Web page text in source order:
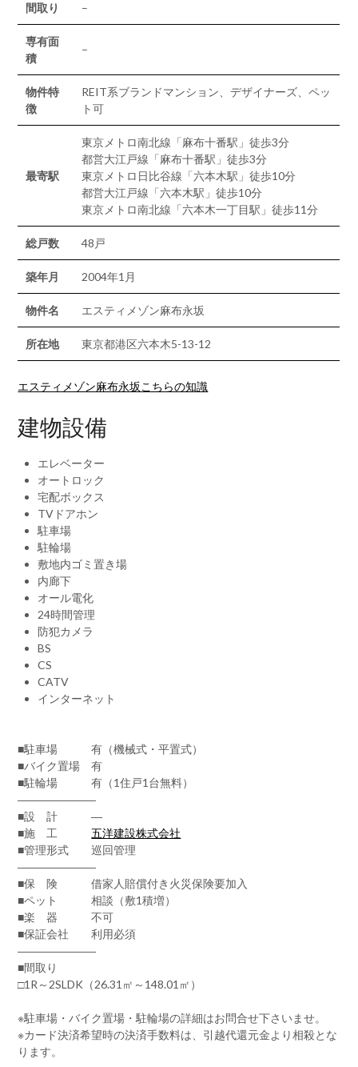
間取り –
専有面
積
–
物件特
徴
REIT系ブランドマンション、デザイナーズ、ペッ
ト可
最寄駅
東京メトロ南北線「麻布十番駅」徒歩3分
都営大江戸線「麻布十番駅」徒歩3分
東京メトロ日比谷線「六本木駅」徒歩10分
都営大江戸線「六本木駅」徒歩10分
東京メトロ南北線「六本木一丁目駅」徒歩11分
総戸数 48戸
築年月 2004年1月
物件名 エスティメゾン麻布永坂
所在地 東京都港区六本木5-13-12
エスティメゾン麻布永坂こちらの知識
建物設備
エレベーター
オートロック
宅配ボックス
TVドアホン
駐車場
駐輪場
敷地内ゴミ置き場
内廊下
オール電化
24時間管理
防犯カメラ
BS
CS
CATV
インターネット
■駐車場 有（機械式・平置式）
■バイク置場 有
■駐輪場 有（1住戸1台無料）
―――――――
■設 計 ―
■施 工五洋建設株式会社
■管理形式 巡回管理
―――――――
■保 険 借家人賠償付き火災保険要加入
■ペット 相談（敷1積増）
■楽 器 不可
■保証会社 利用必須
―――――――
■間取り
□1R～2SLDK（26.31㎡～148.01㎡）
※駐車場・バイク置場・駐輪場の詳細はお問合せ下さいませ。
※カード決済希望時の決済手数料は、引越代還元金より相殺とな
ります。